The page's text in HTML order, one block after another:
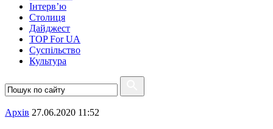
Інтерв’ю
Столиця
Дайджест
TOP For UA
Суспiльство
Культура
Архiв 27.06.2020 11:52